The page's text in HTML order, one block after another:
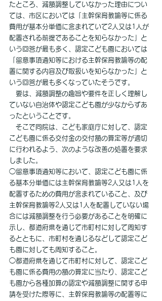
たところ、減額調整していなかった理由につい
ては、市区においては「主幹保育教諭等に係る
費用が基本分単価に含まれていて2人又は1人が
配置される前提であることを知らなかった」と
いう回答が最も多く、認定こども園においては
「留意事項通知等における主幹保育教諭等の配
置に関する内容及び取扱いを知らなかった」と
いう回答が最も多くなっていたそうです。
要は、減額調整の趣旨や要件を正しく理解し
ていない自治体や認定こども園が少なからずあ
ったということです。
そこで同院は、こども家庭庁に対して、認定
こども園に係る交付金の交付額の算定等が適切
に行われるよう、次のような改善の処置を要求
しました。
◯留意事項通知等において、認定こども園に係
る基本分単価には主幹保育教諭等2人又は1人を
配置するための費用が含まれていること、及び
主幹保育教諭等2人又は1人を配置していない場
合には減額調整を行う必要があることを明確に
示し、都道府県を通じて市町村に対して周知す
るとともに、市町村を通じるなどして認定こど
も園に対しても周知すること。
◯都道府県を通じて市町村に対して、認定こど
も園に係る費用の額の算定に当たり、認定こど
も園から各種加算の認定や減額調整に関する申
請を受けた際等に、主幹保育教諭等の配置等に